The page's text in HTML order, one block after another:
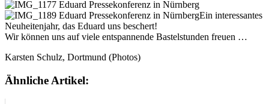
Ein interessantes
Neuheitenjahr, das Eduard uns beschert!
Wir können uns auf viele entspannende Bastelstunden freuen …
Karsten Schulz, Dortmund (Photos)
Ähnliche Artikel: